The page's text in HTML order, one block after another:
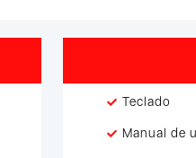
Teclado
Manual de